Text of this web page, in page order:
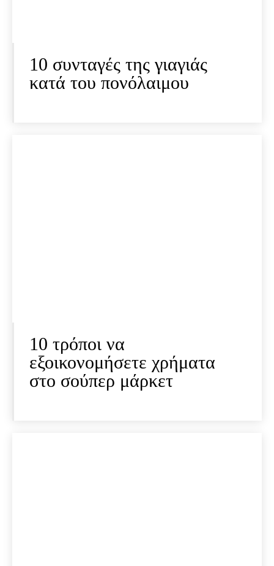
10 συνταγές της γιαγιάς
κατά του πονόλαιμου
10 τρόποι να
εξοικονομήσετε χρήματα
στο σούπερ μάρκετ